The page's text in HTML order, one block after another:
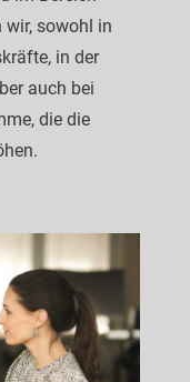
wir, sowohl in
in der
auch bei
die die